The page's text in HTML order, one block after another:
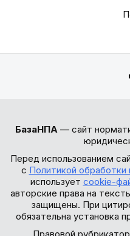
БазаНПА — сайт
Перед использованием
с Политикой обработки
использует cookie-
авторские права на
защищены. При
обязательна установка